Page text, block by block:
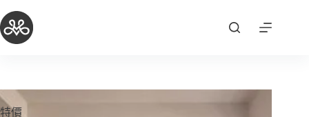
至
主
容
特價